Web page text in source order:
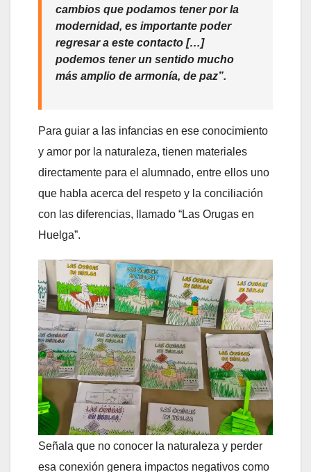
cambios que podamos tener por la
modernidad, es importante poder
regresar a este contacto […]
podemos tener un sentido mucho
más amplio de armonía, de paz”.
Para guiar a las infancias en ese conocimiento
y amor por la naturaleza, tienen materiales
directamente para el alumnado, entre ellos uno
que habla acerca del respeto y la conciliación
con las diferencias, llamado “Las Orugas en
Huelga”.
Señala que no conocer la naturaleza y perder
esa conexión genera impactos negativos como